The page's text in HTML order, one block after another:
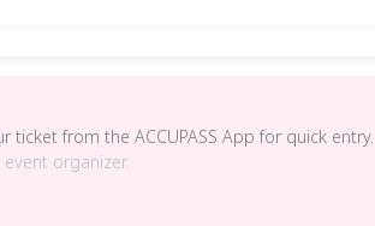
from the ACCUPASS App for quick entry.
organizer.